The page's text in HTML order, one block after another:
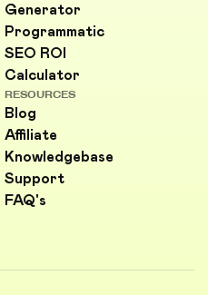
Generator
Programmatic
SEO ROI
Calculator
RESOURCES
Blog
Affiliate
Knowledgebase
Support
FAQ's